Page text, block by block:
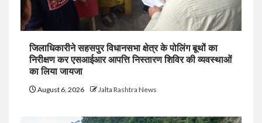
जिलाधिकारीने सहसपुर विधानसभा क्षेत्र के पोलिंग बूथों का
निरीक्षण कर एसआईआर आपत्ति निस्तारण शिविर की व्यवस्थाओं
का लिया जायजा
August 6, 2026 Jalta Rashtra News